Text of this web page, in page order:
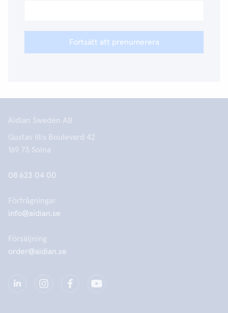
Fortsätt att prenumerera
Aidian Sweden AB
Gustav III:s Boulevard 42
169 73 Solna
08 623 04 00
Förfrågningar
info@aidian.se
Försäljning
order@aidian.se